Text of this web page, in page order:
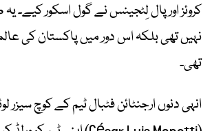
کروئز اور پال لِٹجینس نے گول اسکور کیے۔
نہیں تھی بلکہ اس دور میں پاکستان کی
تھی۔
انہی دنوں ارجنٹائن فٹبال ٹیم کے کوچ سیزر